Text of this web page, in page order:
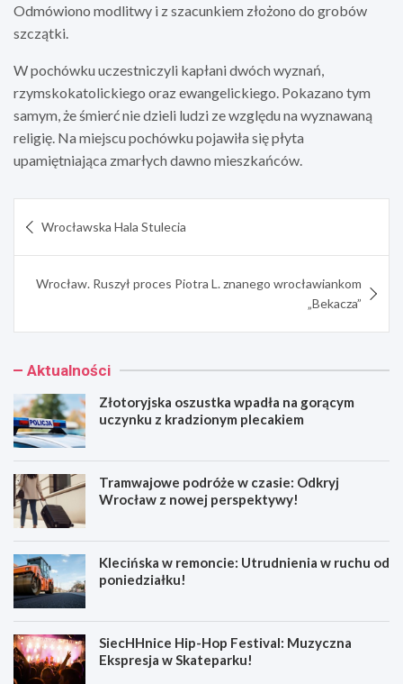
Odmówiono modlitwy i z szacunkiem złożono do grobów
szczątki.
W pochówku uczestniczyli kapłani dwóch wyznań,
rzymskokatolickiego oraz ewangelickiego. Pokazano tym
samym, że śmierć nie dzieli ludzi ze względu na wyznawaną
religię. Na miejscu pochówku pojawiła się płyta
upamiętniająca zmarłych dawno mieszkańców.
wpisu
Wrocławska Hala Stulecia
Wrocław. Ruszył proces Piotra L. znanego wrocławiankom
„Bekacza”
Aktualności
Złotoryjska oszustka wpadła na gorącym
uczynku z kradzionym plecakiem
Tramwajowe podróże w czasie: Odkryj
Wrocław z nowej perspektywy!
Klecińska w remoncie: Utrudnienia w ruchu od
poniedziałku!
SiecHHnice Hip-Hop Festival: Muzyczna
Ekspresja w Skateparku!